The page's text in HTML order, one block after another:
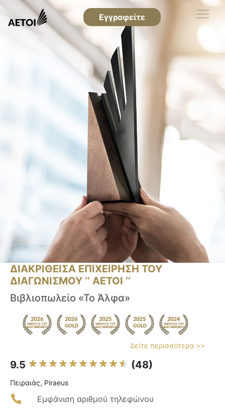
Εγγραφείτε
ΔΙΑΚΡΙΘΕΙΣΑ ΕΠΙΧΕΙΡΗΣΗ ΤΟΥ
ΔΙΑΓΩΝΙΣΜΟΥ ‘’ ΑΕΤΟΙ ‘’
Βιβλιοπωλείο «Το Άλφα»
Δείτε περισσότερα >>
9.5 (48)
Πειραιάς, Piraeus
Εμφάνιση αριθμού τηλεφώνου